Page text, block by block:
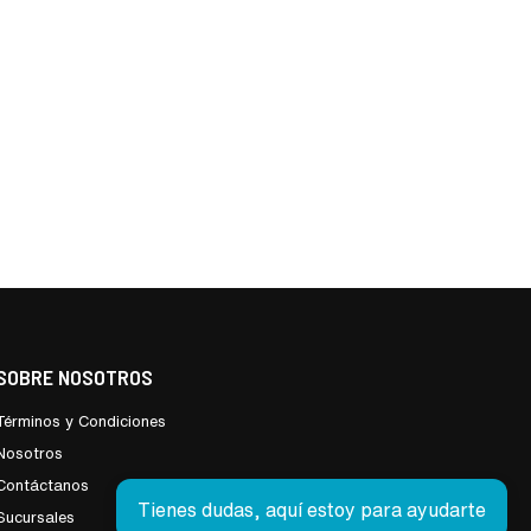
NOSOTROS
y Condiciones
Tienes dudas, aquí estoy para ayudarte